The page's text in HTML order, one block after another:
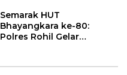
Semarak HUT
Bhayangkara ke-80:
Polres Rohil Gelar